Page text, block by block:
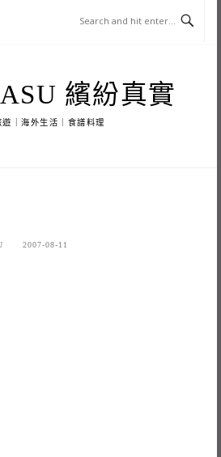
繽紛真實
遊｜海外生活｜食譜料理
2007-08-11